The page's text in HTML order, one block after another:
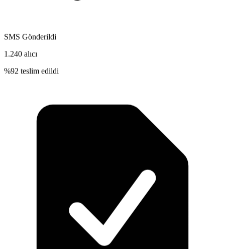
SMS Gönderildi
1.240 alıcı
%92 teslim edildi